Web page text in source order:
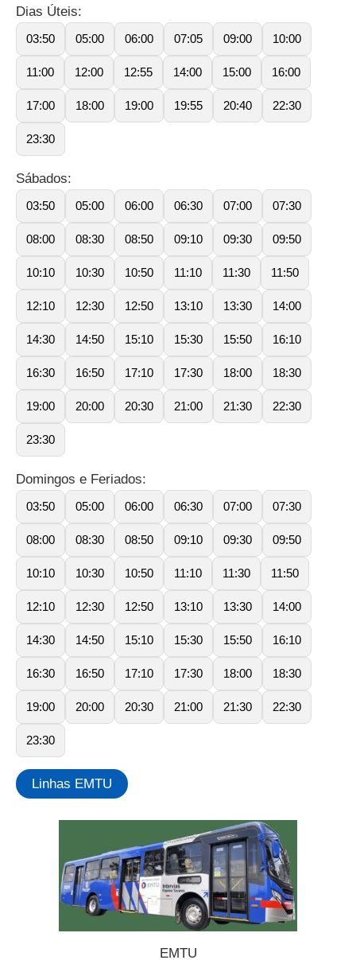
Dias Úteis:
03:50 05:00 06:00 07:05 09:00 10:00
11:00 12:00 12:55 14:00 15:00 16:00
17:00 18:00 19:00 19:55 20:40 22:30
23:30
Sábados:
03:50 05:00 06:00 06:30 07:00 07:30
08:00 08:30 08:50 09:10 09:30 09:50
10:10 10:30 10:50 11:10 11:30 11:50
12:10 12:30 12:50 13:10 13:30 14:00
14:30 14:50 15:10 15:30 15:50 16:10
16:30 16:50 17:10 17:30 18:00 18:30
19:00 20:00 20:30 21:00 21:30 22:30
23:30
Domingos e Feriados:
03:50 05:00 06:00 06:30 07:00 07:30
08:00 08:30 08:50 09:10 09:30 09:50
10:10 10:30 10:50 11:10 11:30 11:50
12:10 12:30 12:50 13:10 13:30 14:00
14:30 14:50 15:10 15:30 15:50 16:10
16:30 16:50 17:10 17:30 18:00 18:30
19:00 20:00 20:30 21:00 21:30 22:30
23:30
Linhas EMTU
EMTU